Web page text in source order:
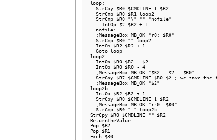
loop:
   StrCpy $R0 $CMDLINE 1 $R2
   StrCmp $R0 $R1 loop2
   StrCmp $R0 "\" "" "nofile"
     IntOp $2 $R2 + 1
   nofile:
   ;MessageBox MB_OK "r0: $R0"
   StrCmp $R0 "" loop2
   IntOp $R2 $R2 + 1
   Goto loop
loop2:
   IntOp $R0 $R2 - $2
   IntOp $R0 $R0 - 4
   ;MessageBox MB_OK "$R2 - $2 = $R0"
StrCpy $R7 $CMDLINE $R0 $2 ; we save the
   ;MessageBox MB_OK "$2"
loop2b:
   IntOp $R2 $R2 + 1
   StrCpy $R0 $CMDLINE 1 $R2
   ;MessageBox MB_OK "rr0: $R0"
   StrCmp $R0 " " loop2b
StrCpy $R0 $CMDLINE "" $R2
ReturnTheValue:
Pop $R2
Pop $R1
Exch $R0